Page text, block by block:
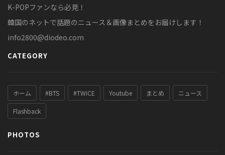
K-POPファンなら必見！
韓国のネットで話題のニュース＆画像まとめをお届けします！
info2800@diodeo.com
CATEGORY
ホーム #BTS #TWICE Youtube まとめ ニュース
Flashback
PHOTOS